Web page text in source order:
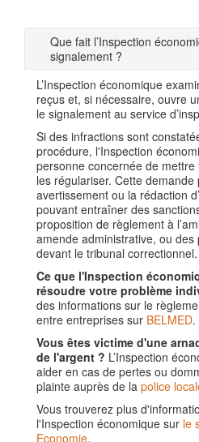
Que fait l’Inspection
signalement ?
L’Inspection économique
reçus et, si nécessaire, ouvre
le signalement au service
Si des infractions sont
procédure, l'Inspection
personne concernée de
les régulariser. Cette
avertissement ou la rédaction
pouvant entraîner des
proposition de règlement à
amende administrative, ou
devant le tribunal correctionnel.
Ce que l'Inspection
résoudre votre problème
des informations sur le
entre entreprises sur BELMED.
Vous êtes victime d'une
de l'argent ? L’Inspection
aider en cas de pertes ou
plainte auprès de la police
Vous trouverez plus
l'Inspection économique sur le
Economie.